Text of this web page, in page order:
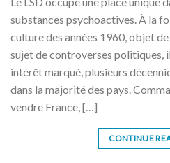
substances psychoactives. À la
culture des années 1960, objet
sujet de controverses politiques,
intérêt marqué, plusieurs
dans la majorité des pays.
vendre France, […]
CONTINUE